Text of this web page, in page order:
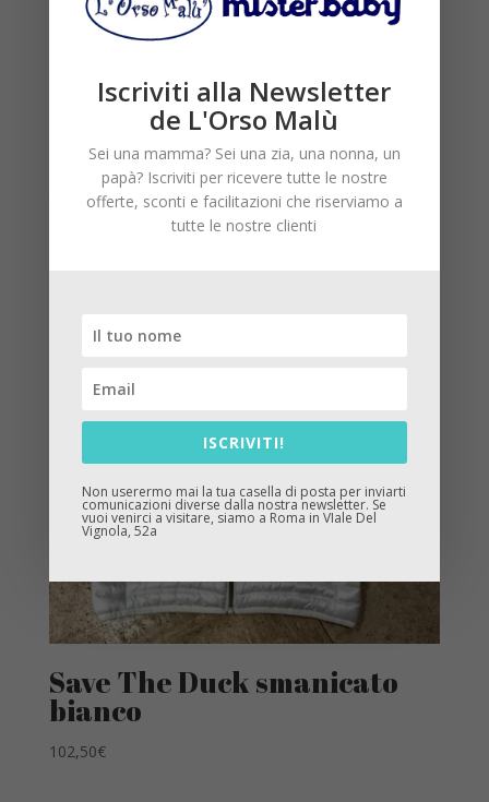
Abito rosa con paillettes
Monnalisa
155,00€Il
93,00€Il
prezzo
Save The Duck smanicato
bianco
102,50€
Iscriviti alla Newsletter
de L'Orso Malù
Sei una mamma? Sei una zia, una nonna, un
papà? Iscriviti per ricevere tutte le nostre
offerte, sconti e facilitazioni che riserviamo a
tutte le nostre clienti
ISCRIVITI!
Non userermo mai la tua casella di posta per inviarti
comunicazioni diverse dalla nostra newsletter. Se
vuoi venirci a visitare, siamo a Roma in VIale Del
Vignola, 52a